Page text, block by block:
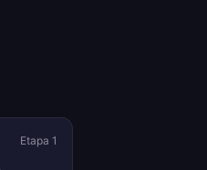
Etapa 1